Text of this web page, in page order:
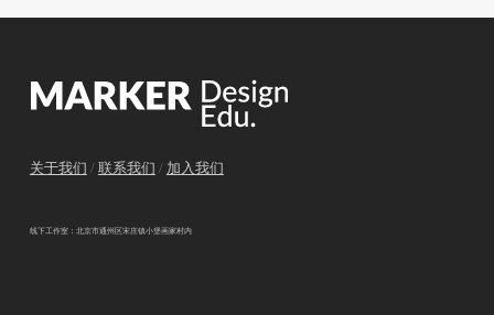
关于我们 / 联系我们 / 加入我们
线下工作室：北京市通州区宋庄镇小堡画家村内